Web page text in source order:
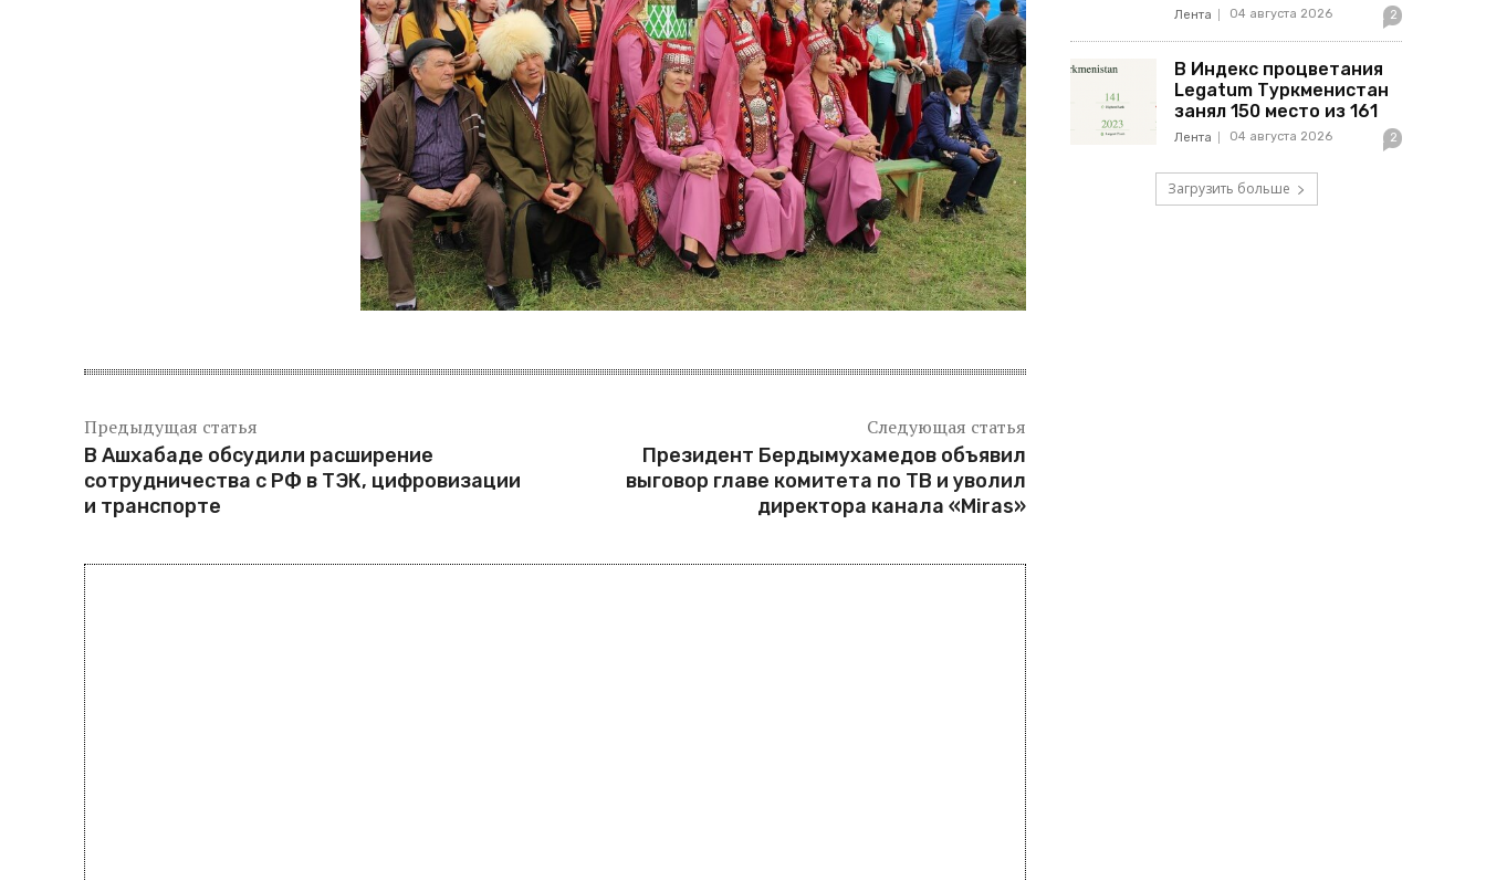
Предыдущая статья
В Ашхабаде обсудили расширение
сотрудничества с РФ в ТЭК, цифровизации
и транспорте
Следующая статья
Президент Бердымухамедов объявил
выговор главе комитета по ТВ и уволил
директора канала «Miras»
Лента 04 августа 2026 2
В Индекс процветания
Legatum Туркменистан
занял 150 место из 161
Лента 04 августа 2026 2
Загрузить больше